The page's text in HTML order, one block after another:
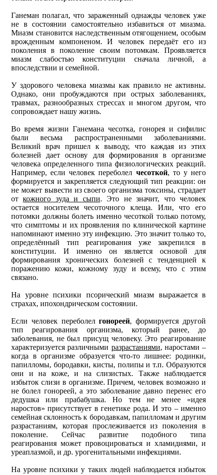
Ганеман полагал, что зараженный однажды человек уже
не в состоянии самостоятельно избавиться от миазма.
Миазм становится наследственным отягощением, особым
врожденным компоненом. И человек передаёт его из
поколения в поколение своим потомкам. Проявляется
миазм слабостью конституции сначала личной, а
впоследствии и семейной.
У здорового человека миазмы как правило не активны.
Однако, они пробуждаются при острых заболеваниях,
травмах, разнообразных стрессах и многом другом, что
сопровождает нашу жизнь.
Во время жизни Ганемана чесотка, гонорея и сифилис
были весьма распространенными заболеваниями.
Великий врач пришел к выводу, что каждая из этих
болезней дает основу для формирования в организме
человека определенного типа физиологических реакций.
Например, если человек переболел чесоткой, то у него
формируется и закрепляется следующий тип реакции: он
не может вывести из своего организма токсины, страдает
откожного зуда и сыпи. Это не значит, что человек
остается носителем чесоточного клеща. Или, что его
потомки должны болеть именно чесоткой только потому,
что симптомы и их проявления по клинической картине
напоминают именно эту инфекцию. Это значит только то,
определённый тип реагирования уже закрепился в
конституции. И именно он является основой для
формирования хронических болезней с тенденцией к
поражению кожи, кожному зуду и всему, что с этим
связано.
На уровне психики псорический миазм выражается в
страхах, ипохондрическом состоянии.
Если человек переболелгонореей, формируется другой
тип реагирования организма, который ранее, до
заболевания, не был присущ человеку. Это реагирование
характеризуется различными разрастаниями, наростами –
когда в организме образуется что-то лишнее: родинки,
папилломы, бородавки, кисты, полипы и т.п. Образуются
они и на коже, и на слизистых. Также наблюдается
избыток слизи в организме. Причем, человек возможно и
не болел гонореей, а это заболевание давно перенес его
дедушка или прабабушка. Но тем не менее «идея
наростов» присутствует в генетике рода. И это – именно
семейная склонность к бородавкам, папилломам и другим
разрастаниям, которая прослеживается из поколения в
поколение. Сейчас развитие подобного типа
реагирования может провоцироваться и хламидиями, и
уреаплазмой, и др. урогенитальными инфекциями.
На уровне психики у таких людей наблюдается избыток